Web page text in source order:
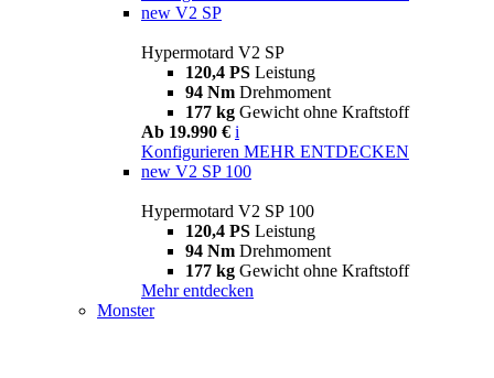
new V2 SP
Hypermotard V2 SP
120,4 PS Leistung
94 Nm Drehmoment
177 kg Gewicht ohne Kraftstoff
Ab 19.990 € i
Konfigurieren MEHR ENTDECKEN
new V2 SP 100
Hypermotard V2 SP 100
120,4 PS Leistung
94 Nm Drehmoment
177 kg Gewicht ohne Kraftstoff
Mehr entdecken
Monster